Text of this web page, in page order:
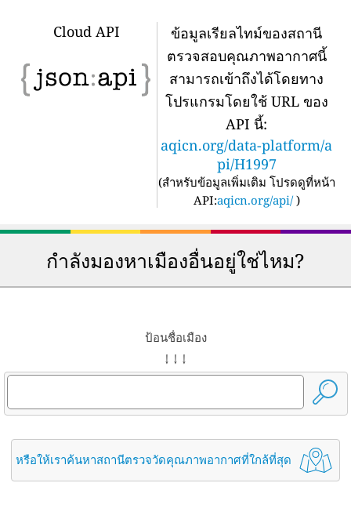
Cloud API
ข้อมูลเรียลไทม์ของสถานี
ตรวจสอบคุณภาพอากาศนี้
สามารถเข้าถึงได้โดยทาง
โปรแกรมโดยใช้ URL ของ
API นี้:
aqicn.org/data-platform/a
pi/H1997
(สำหรับข้อมูลเพิ่มเติม โปรดดูที่หน้า
API:aqicn.org/api/ )
กำลังมองหาเมืองอื่นอยู่ใช่ไหม?
ป้อนชื่อเมือง
↓ ↓ ↓
หรือให้เราค้นหาสถานีตรวจวัดคุณภาพอากาศที่ใกล้ที่สุด